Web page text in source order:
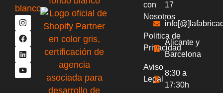
con
Nosotros
Politica de
Privacidad
Aviso
Legal
17
Alicante y
Barcelona
8:30 a
17:30h